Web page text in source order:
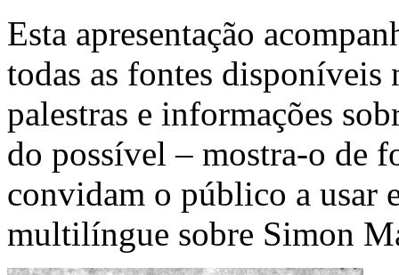
Esta apresentação
todas as fontes disponíveis
palestras e informações
do possível – mostra-o de
convidam o público a usar
multilíngue sobre Simon